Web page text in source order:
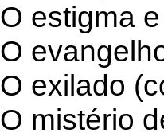
O estigma
O
O exilado
O mistério